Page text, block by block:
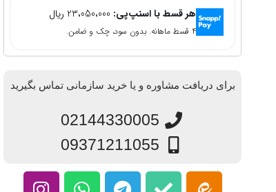
هر قسط با اسنپ‌پی: 23،050،000 ریال
۴ قسط ماهانه. بدون سود، چک و ضامن.
برای دریافت مشاوره و یا خرید سازمانی تماس بگیرید
02144330005
09371211055